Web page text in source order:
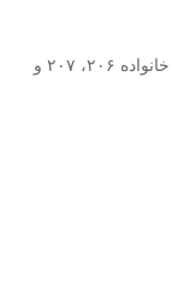
ایران‌خودرو فراخوان ۲.۶ میلیون خودرو از خانواده ۲۰۶، ۲۰۷ و